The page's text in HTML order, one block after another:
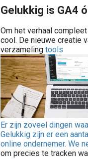
Gelukkig is GA4
Om het verhaal
cool. De nieuwe creatie
verzameling tools
Er zijn zoveel dingen
Gelukkig zijn er een
online ondernemer. We
om precies te tracken